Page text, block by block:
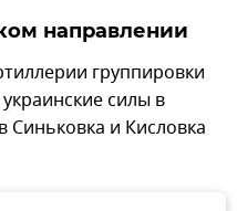
направлении
группировки
силы в
Синьковка и Кисловка